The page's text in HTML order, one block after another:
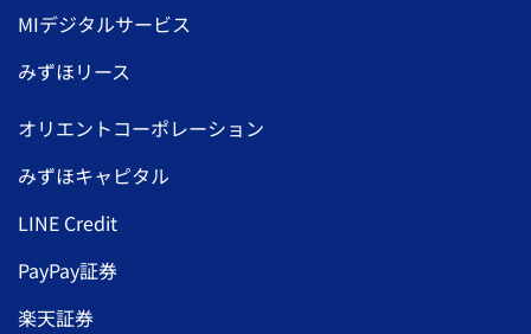
MIデジタルサービス
みずほリース
オリエントコーポレーション
みずほキャピタル
LINE Credit
PayPay証券
楽天証券